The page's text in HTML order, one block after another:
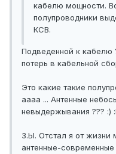
кабелю мощности.
полупроводники
КСВ.
Подведенной к кабелю
потерь в кабельной
Это какие такие
аааа ... Антенные
невыдержывания ??? :)
З.Ы. Отстал я от жизни
антенные-